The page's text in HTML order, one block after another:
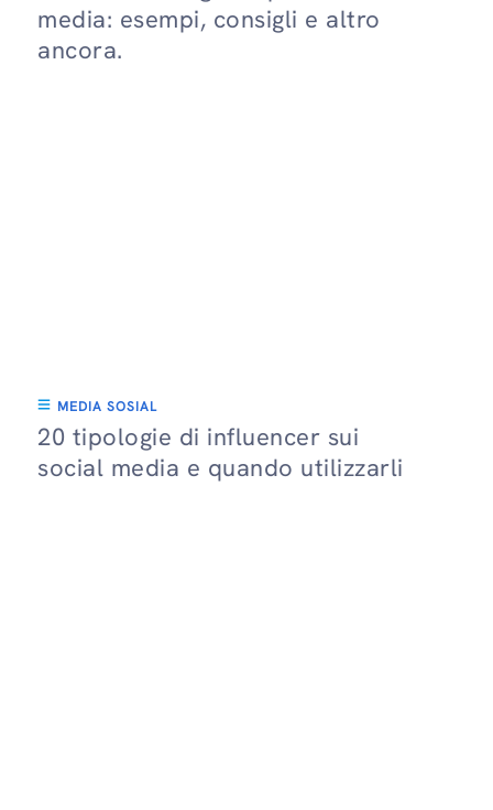
media: esempi, consigli e altro
ancora.
MEDIA SOSIAL
20 tipologie di influencer sui
social media e quando utilizzarli